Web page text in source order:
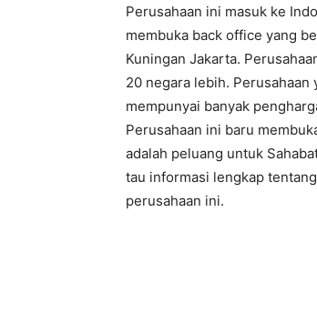
Perusahaan ini masuk ke
membuka back office yang
Kuningan Jakarta.
20 negara lebih.
mempunyai banyak
Perusahaan ini baru
adalah peluang untuk
tau informasi lengkap
perusahaan ini.